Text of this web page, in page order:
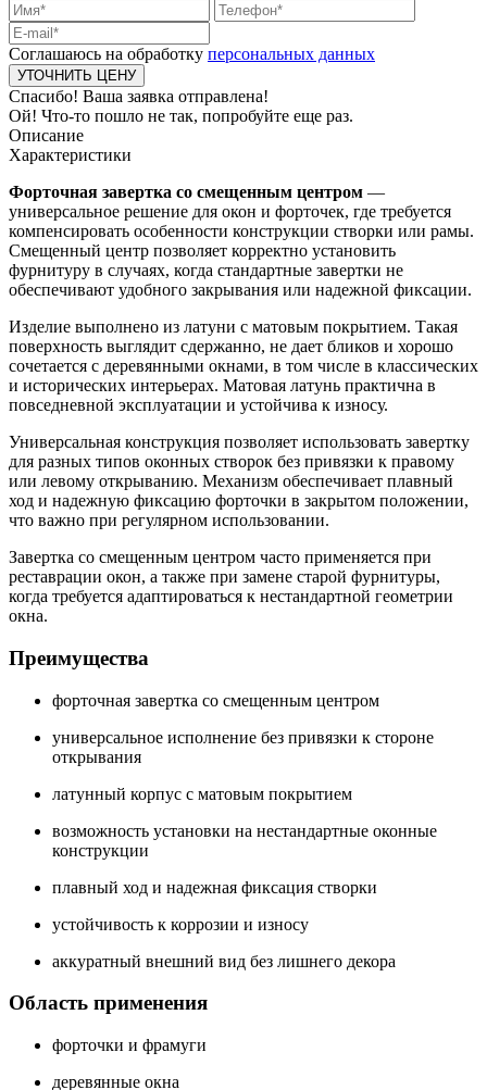
Соглашаюсь на обработку персональных данных
Спасибо! Ваша заявка отправлена!
Ой! Что-то пошло не так, попробуйте еще раз.
Описание
Характеристики
Форточная завертка со смещенным центром —
универсальное решение для окон и форточек, где требуется
компенсировать особенности конструкции створки или рамы.
Смещенный центр позволяет корректно установить
фурнитуру в случаях, когда стандартные завертки не
обеспечивают удобного закрывания или надежной фиксации.
Изделие выполнено из латуни с матовым покрытием. Такая
поверхность выглядит сдержанно, не дает бликов и хорошо
сочетается с деревянными окнами, в том числе в классических
и исторических интерьерах. Матовая латунь практична в
повседневной эксплуатации и устойчива к износу.
Универсальная конструкция позволяет использовать завертку
для разных типов оконных створок без привязки к правому
или левому открыванию. Механизм обеспечивает плавный
ход и надежную фиксацию форточки в закрытом положении,
что важно при регулярном использовании.
Завертка со смещенным центром часто применяется при
реставрации окон, а также при замене старой фурнитуры,
когда требуется адаптироваться к нестандартной геометрии
окна.
Преимущества
форточная завертка со смещенным центром
универсальное исполнение без привязки к стороне
открывания
латунный корпус с матовым покрытием
возможность установки на нестандартные оконные
конструкции
плавный ход и надежная фиксация створки
устойчивость к коррозии и износу
аккуратный внешний вид без лишнего декора
Область применения
форточки и фрамуги
деревянные окна